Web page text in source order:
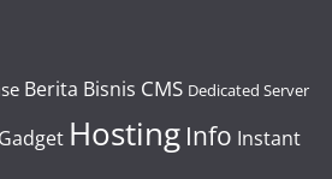
Berita Bisnis CMS Dedicated Server
Gadget Hosting Info Instant